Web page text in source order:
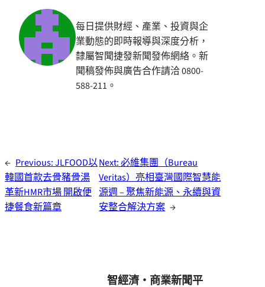
每日提供財經、產業、投資與企
業動態的即時報導與深度分析，
隸屬智聞捷發新聞發佈網絡。新
聞稿發佈與廣告合作請洽 0800-
588-211。
← Previous:JLFOOD以
韓國首款去骨豬骨湯
革新HMR市場 開啟便
捷餐食新篇章
Next:必維集團（Bureau
Veritas）亮相臺灣國際智慧能
源週 – 聚焦新能源、永續與資
安整合解決方案 →
智經濟・商業新聞平